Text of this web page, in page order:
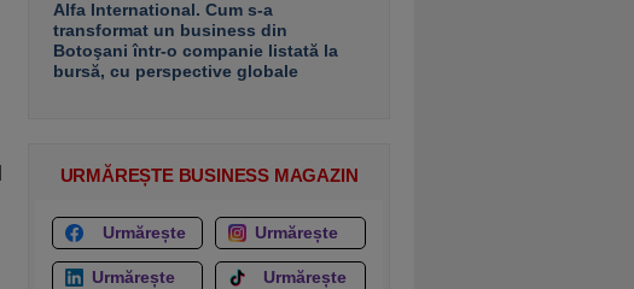
Alfa International. Cum s-a
transformat un business din
Botoşani într-o companie listată la
bursă, cu perspective globale
URMĂREȘTE BUSINESS MAGAZIN
Urmărește Urmărește
Urmărește Urmărește